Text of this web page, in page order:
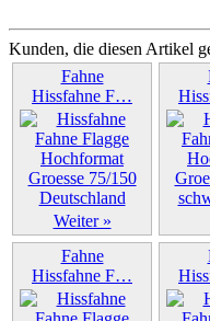
Kunden, die diesen Artikel
Fahne
Hissfahne F…
Weiter »
Fahne
Hissfahne F…